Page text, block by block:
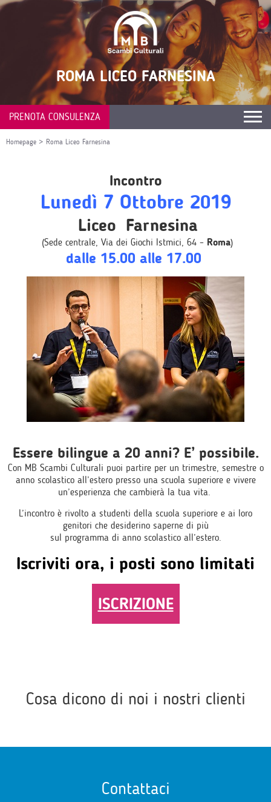
ROMA LICEO FARNESINA
PRENOTA CONSULENZA
Homepage > Roma Liceo Farnesina
Incontro
Lunedì 7 Ottobre 2019
Liceo Farnesina
(Sede centrale, Via dei Giochi Istmici, 64 – Roma)
dalle 15.00 alle 17.00
Essere bilingue a 20 anni? E’ possibile.
Con MB Scambi Culturali puoi partire per un trimestre, semestre o
anno scolastico all’estero presso una scuola superiore e vivere
un’esperienza che cambierà la tua vita.
L’incontro è rivolto a studenti della scuola superiore e ai loro
genitori che desiderino saperne di più
sul programma di anno scolastico all’estero.
Iscriviti ora, i posti sono limitati
ISCRIZIONE
Cosa dicono di noi i nostri clienti
Contattaci